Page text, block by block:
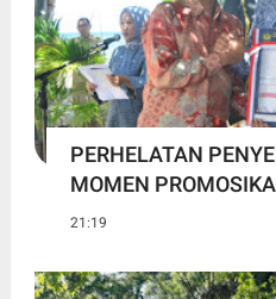
PERHELATAN
MOMEN
21:19